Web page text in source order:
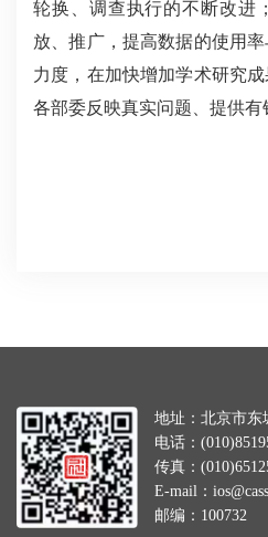
轮换、调查执行的不断改进
放、推广，提高数据的使用
力度，在加快增加学术研究成
各部委反映真实问题、提供有
地址：北京市东
电话：
传真：
E-mail：
邮编：100732